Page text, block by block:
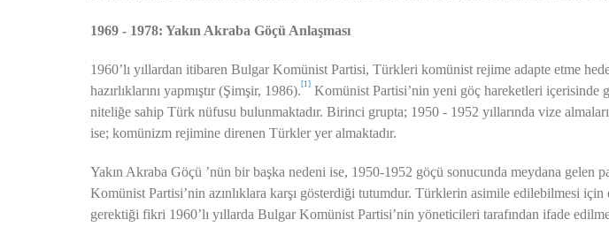
1969 - 1978: Yakın Akraba Göçü Anlaşması
1960’lı yıllardan itibaren Bulgar Komünist Partisi, Türkleri komünist rejime adapte etme
hazırlıklarını yapmıştır (Şimşir, 1986). [1] Komünist Partisi’nin yeni göç hareketleri içerisinde
niteliğe sahip Türk nüfusu bulunmaktadır. Birinci grupta; 1950 - 1952 yıllarında vize
ise; komünizm rejimine direnen Türkler yer almaktadır.
Yakın Akraba Göçü ’nün bir başka nedeni ise, 1950-1952 göçü sonucunda meydana gelen
Komünist Partisi’nin azınlıklara karşı gösterdiği tutumdur. Türklerin asimile edilebilmesi için
gerektiği fikri 1960’lı yıllarda Bulgar Komünist Partisi’nin yöneticileri tarafından ifade